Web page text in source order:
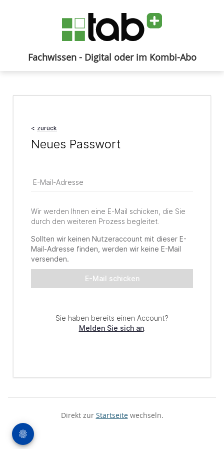
Fachwissen - Digital oder im Kombi-Abo
Direkt zur Startseitewechseln.